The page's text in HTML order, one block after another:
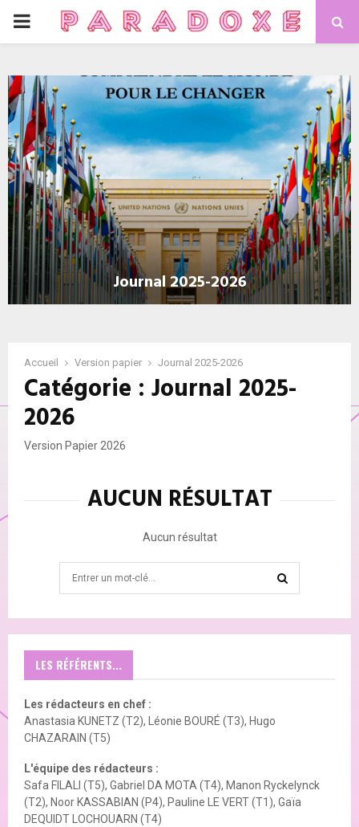
PRIMARY
2
Journal 2025-2026
Accueil Version papier Journal 2025-2026
Catégorie : Journal 2025-
2026
Version Papier 2026
AUCUN RÉSULTAT
Aucun résultat
LES RÉFÉRENTS...
Les rédacteurs en chef :
Anastasia KUNETZ (T2), Léonie BOURÉ (T3), Hugo
CHAZARAIN (T5)
L'équipe des rédacteurs :
Safa FILALI (T5), Gabriel DA MOTA (T4), Manon Ryckelynck
(T2), Noor KASSABIAN (P4), Pauline LE VERT (T1), Gaïa
DEQUIDT LOCHOUARN (T4)